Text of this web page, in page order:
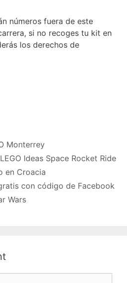
números fuera de este
si no recoges tu kit en
los derechos de
Monterrey
Ideas Space Rocket Ride
en Croacia
con código de Facebook
Wars